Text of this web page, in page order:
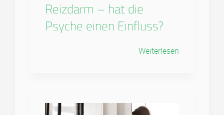
Reizdarm – hat die
Psyche einen Einfluss?
Weiterlesen